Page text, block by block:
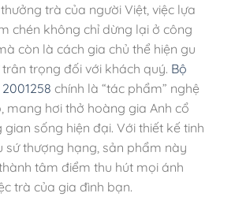
trà của người Việt, việc lựa
chén không chỉ dừng lại ở công
còn là cách gia chủ thể hiện gu
trọng đối với khách quý. Bộ
chính là “tác phẩm” nghệ
mang hơi thở hoàng gia Anh cổ
sống hiện đại. Với thiết kế tinh
sứ thượng hạng, sản phẩm này
tâm điểm thu hút mọi ánh
trà của gia đình bạn.